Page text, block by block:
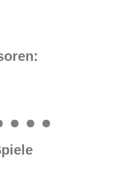
0 1 2